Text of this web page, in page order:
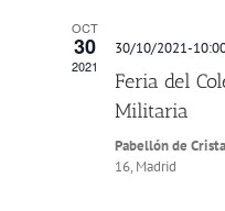
OCT
30
2021
30/10/2021-
Feria del
Militaria
Pabellón de
16, Madrid